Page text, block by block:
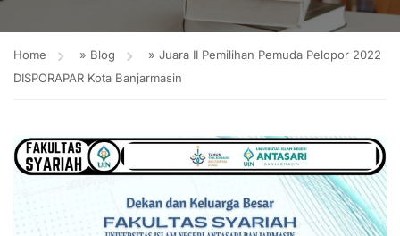
Home » Blog » Juara II Pemilihan Pemuda Pelopor 2022
DISPORAPAR Kota Banjarmasin